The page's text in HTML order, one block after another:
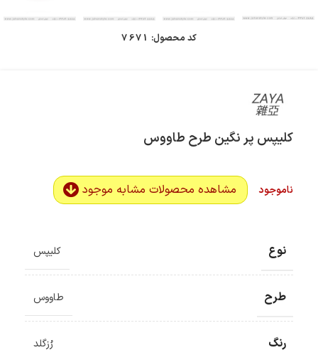
کد محصول: 7671
کلیپس پر نگین طرح طاووس
ناموجود مشاهده محصولات مشابه موجود
نوع کلیپس
طرح طاووس
رنگ رُزگلد